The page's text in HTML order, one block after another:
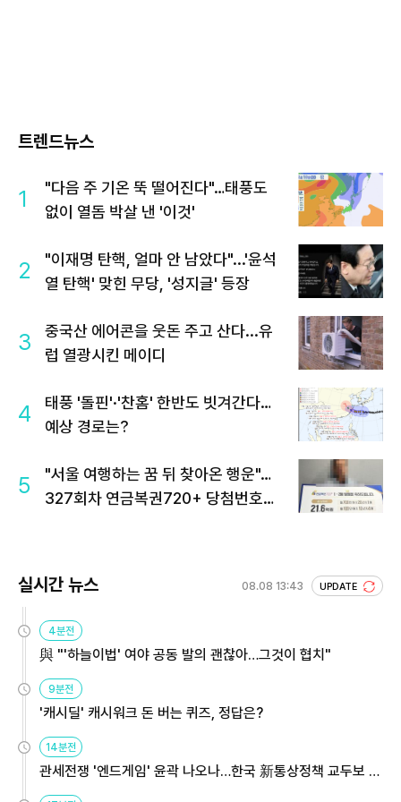
트렌드뉴스
1
"다음 주 기온 뚝 떨어진다"…태풍도
없이 열돔 박살 낸 '이것'
2
"이재명 탄핵, 얼마 안 남았다"...'윤석
열 탄핵' 맞힌 무당, '성지글' 등장
3
중국산 에어콘을 웃돈 주고 산다...유
럽 열광시킨 메이디
4
태풍 '돌핀'·'찬홈' 한반도 빗겨간다…
예상 경로는?
5
"서울 여행하는 꿈 뒤 찾아온 행운"…
327회차 연금복권720+ 당첨번호조
실시간 뉴스 08.08 13:43 UPDATE
4분전
與 "'하늘이법' 여야 공동 발의 괜찮아…그것이 협치"
9분전
'캐시딜' 캐시워크 돈 버는 퀴즈, 정답은?
14분전
관세전쟁 '엔드게임' 윤곽 나오나…한국 新통상정책 교두보 활